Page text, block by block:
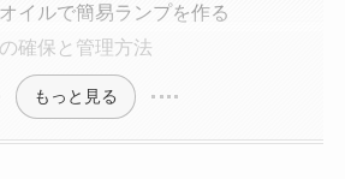
イルで簡易ランプを作る
確保と管理方法
もっと見る